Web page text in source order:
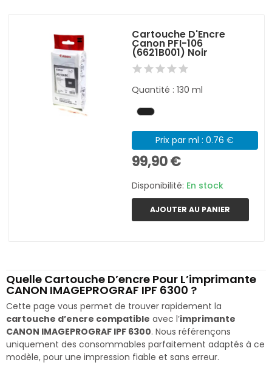
Cartouche D'Encre
Canon PFI-106
(6621B001) Noir
Quantité : 130 ml
Prix par ml : 0.76 €
99,90 €
Disponibilité: En stock
AJOUTER AU PANIER
Quelle Cartouche D’encre Pour L’imprimante
CANON IMAGEPROGRAF IPF 6300 ?
Cette page vous permet de trouver rapidement la
cartouche d’encre compatible avec l’imprimante
CANON IMAGEPROGRAF IPF 6300. Nous référençons
uniquement des consommables parfaitement adaptés à ce
modèle, pour une impression fiable et sans erreur.